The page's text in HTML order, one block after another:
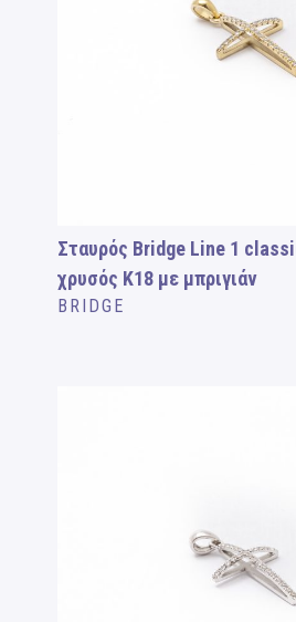
Σταυρός Bridge Line 1
χρυσός Κ18 με μπριγιάν
BRIDGE